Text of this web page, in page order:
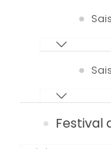
Festival